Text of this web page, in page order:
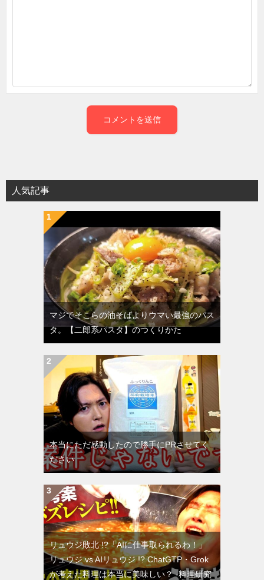
人気記事
マジでそこらの油そばよりウマい最強のパス
タ。【二郎系パスタ】のつくりかた
本当にただ感動したので勝手にPRさせてく
ださい
リュウジ敗北 !?「AIに仕事取られるわ！」
リュウジ vs AIリュウジ !? ChatGTP・Grok
が考えた料理は本当に美味しい？ -料理研究